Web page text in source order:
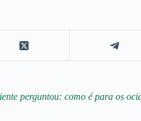
perguntou: como é para os